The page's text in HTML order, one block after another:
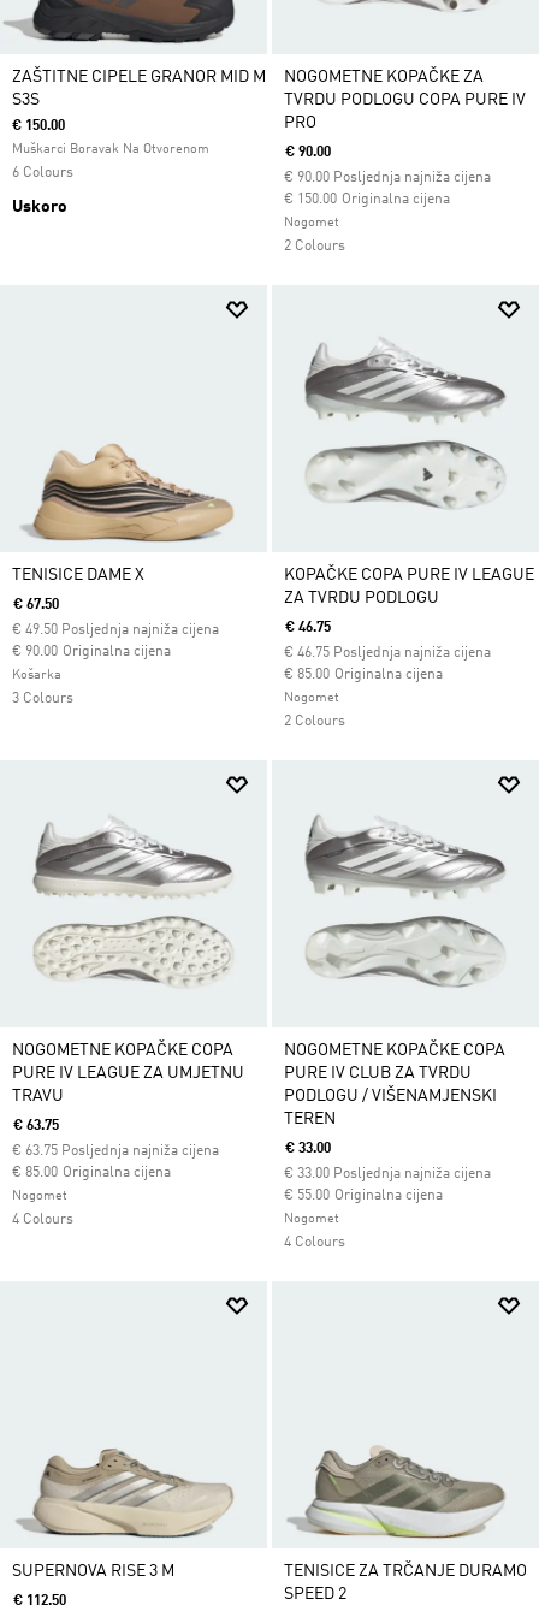
ZAŠTITNE CIPELE GRANOR MID M
S3S
€ 150.00
Muškarci Boravak Na Otvorenom
6 Colours
Uskoro
NOGOMETNE KOPAČKE ZA
TVRDU PODLOGU COPA PURE IV
PRO
€ 90.00
€ 90.00 Posljednja najniža cijena
Originalna cijena
Cijena umanjena od
€ 150.00za
Nogomet
2 Colours
TENISICE DAME X
€ 67.50
€ 49.50 Posljednja najniža cijena
Originalna cijena
Cijena umanjena od
€ 90.00za
Košarka
3 Colours
KOPAČKE COPA PURE IV LEAGUE
ZA TVRDU PODLOGU
€ 46.75
€ 46.75 Posljednja najniža cijena
Originalna cijena
Cijena umanjena od
€ 85.00za
Nogomet
2 Colours
NOGOMETNE KOPAČKE COPA
PURE IV LEAGUE ZA UMJETNU
TRAVU
€ 63.75
€ 63.75 Posljednja najniža cijena
Originalna cijena
Cijena umanjena od
€ 85.00za
Nogomet
4 Colours
NOGOMETNE KOPAČKE COPA
PURE IV CLUB ZA TVRDU
PODLOGU / VIŠENAMJENSKI
TEREN
€ 33.00
€ 33.00 Posljednja najniža cijena
Originalna cijena
Cijena umanjena od
€ 55.00za
Nogomet
4 Colours
SUPERNOVA RISE 3 M
€ 112.50
TENISICE ZA TRČANJE DURAMO
SPEED 2